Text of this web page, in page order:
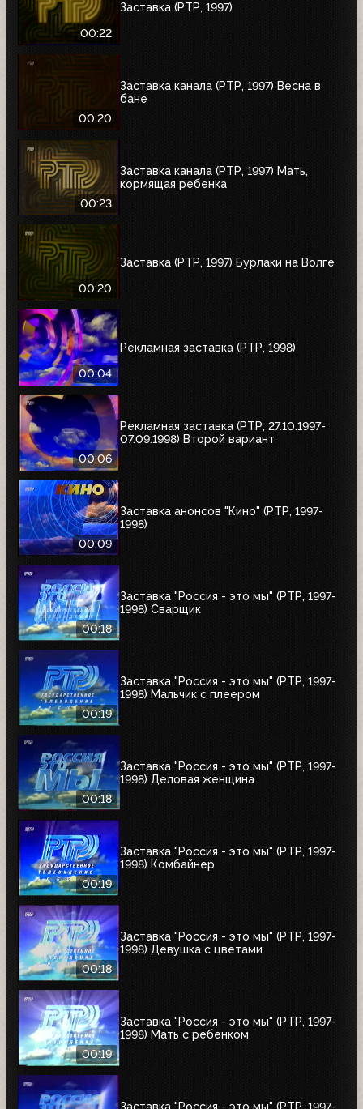
00:22
Заставка (РТР, 1997)
00:20
Заставка канала (РТР, 1997) Весна в
бане
00:23
Заставка канала (РТР, 1997) Мать,
кормящая ребенка
00:20
Заставка (РТР, 1997) Бурлаки на Волге
00:04
Рекламная заставка (РТР, 1998)
00:06
Рекламная заставка (РТР, 27.10.1997-
07.09.1998) Второй вариант
00:09
Заставка анонсов "Кино" (РТР, 1997-
1998)
00:18
Заставка "Россия - это мы" (РТР, 1997-
1998) Сварщик
00:19
Заставка "Россия - это мы" (РТР, 1997-
1998) Мальчик с плеером
00:18
Заставка "Россия - это мы" (РТР, 1997-
1998) Деловая женщина
00:19
Заставка "Россия - это мы" (РТР, 1997-
1998) Комбайнер
00:18
Заставка "Россия - это мы" (РТР, 1997-
1998) Девушка с цветами
00:19
Заставка "Россия - это мы" (РТР, 1997-
1998) Мать с ребенком